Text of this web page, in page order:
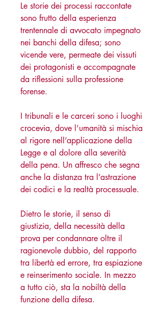
Le storie dei processi raccontate
sono frutto della esperienza
trentennale di avvocato impegnato
nei banchi della difesa; sono
vicende vere, permeate dei vissuti
dei protagonisti e accompagnate
da riflessioni sulla professione
forense.
I tribunali e le carceri sono i luoghi
crocevia, dove l’umanità si mischia
al rigore nell’applicazione della
Legge e al dolore alla severità
della pena. Un affresco che segna
anche la distanza tra l’astrazione
dei codici e la realtà processuale.
Dietro le storie, il senso di
giustizia, della necessità della
prova per condannare oltre il
ragionevole dubbio, del rapporto
tra libertà ed errore, tra espiazione
e reinserimento sociale. In mezzo
a tutto ciò, sta la nobiltà della
funzione della difesa.